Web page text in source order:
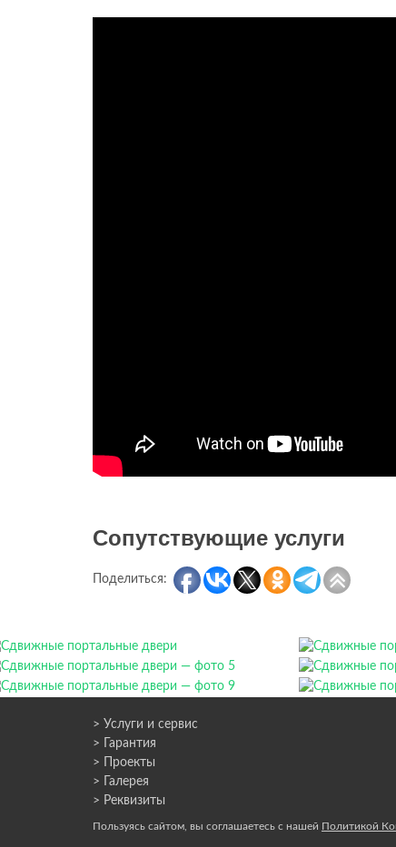
Сопутствующие услуги
Поделиться:
> Услуги и сервис
> Гарантия
> Проекты
> Галерея
> Реквизиты
Пользуясь сайтом, вы соглашаетесь с нашей Политикой